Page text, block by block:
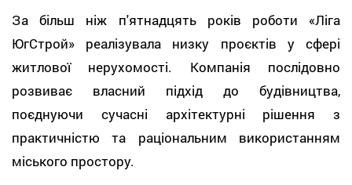
За більш ніж п'ятнадцять років роботи «Ліга
ЮгСтрой» реалізувала низку проєктів у сфері
житлової нерухомості. Компанія послідовно
розвиває власний підхід до будівництва,
поєднуючи сучасні архітектурні рішення з
практичністю та раціональним використанням
міського простору.